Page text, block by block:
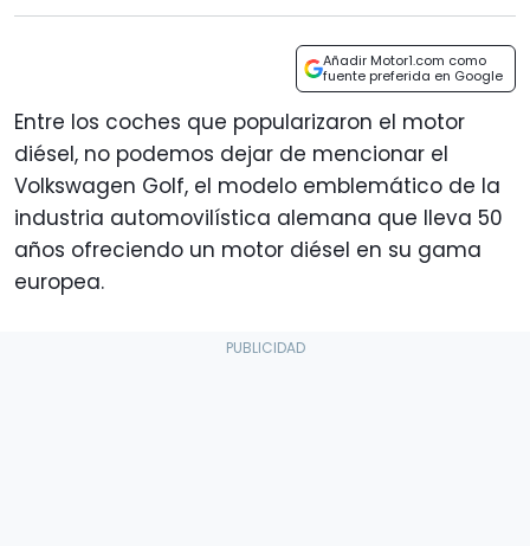
Añadir Motor1.com como
fuente preferida en Google
Entre los coches que popularizaron el motor
diésel, no podemos dejar de mencionar el
Volkswagen Golf, el modelo emblemático de la
industria automovilística alemana que lleva 50
años ofreciendo un motor diésel en su gama
europea.